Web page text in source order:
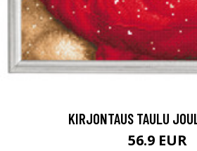
KIRJONTAUS TAULU
56.9 EUR